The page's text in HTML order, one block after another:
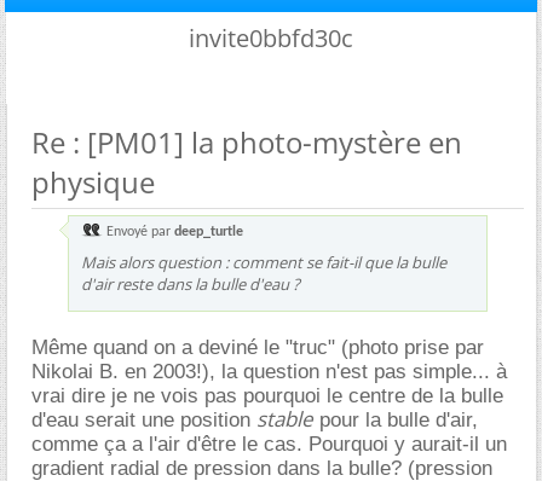
invite0bbfd30c
Re : [PM01] la photo-mystère en
physique
Envoyé par deep_turtle
Mais alors question : comment se fait-il que la bulle
d'air reste dans la bulle d'eau ?
Même quand on a deviné le "truc" (photo prise par
Nikolai B. en 2003!), la question n'est pas simple... à
vrai dire je ne vois pas pourquoi le centre de la bulle
d'eau serait une position stable pour la bulle d'air,
comme ça a l'air d'être le cas. Pourquoi y aurait-il un
gradient radial de pression dans la bulle? (pression